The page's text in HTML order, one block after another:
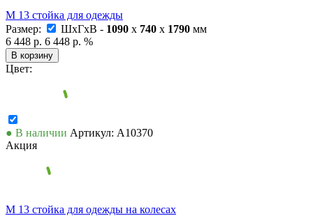
М 13 стойка для одежды
Размер:
ШxГxВ - 1090 x 740 x 1790 мм
6 448 р. 6 448 р. %
В корзину
Цвет:
● В наличии Артикул: А10370
Акция
М 13 стойка для одежды на колесах